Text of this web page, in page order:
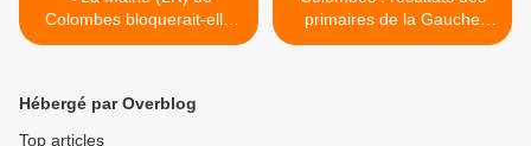
Colombes bloquerait-elle
les demandes des citoyens
électorales ?
primaires de la Gauche
citoyenne et des
Hébergé par Overblog
Top articles